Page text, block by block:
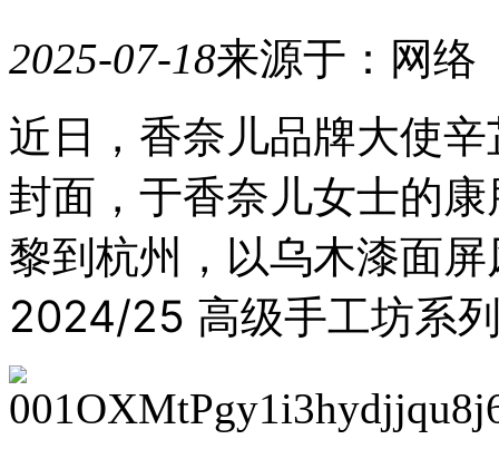
2025-07-18来源于：网络
月
21
19
时
分，
「势
起
东
时
尚
杭
近日，香奈儿品牌大使
封面，于香奈儿女士的
黎到杭州，以乌木漆面
2024/25 高级手工坊系